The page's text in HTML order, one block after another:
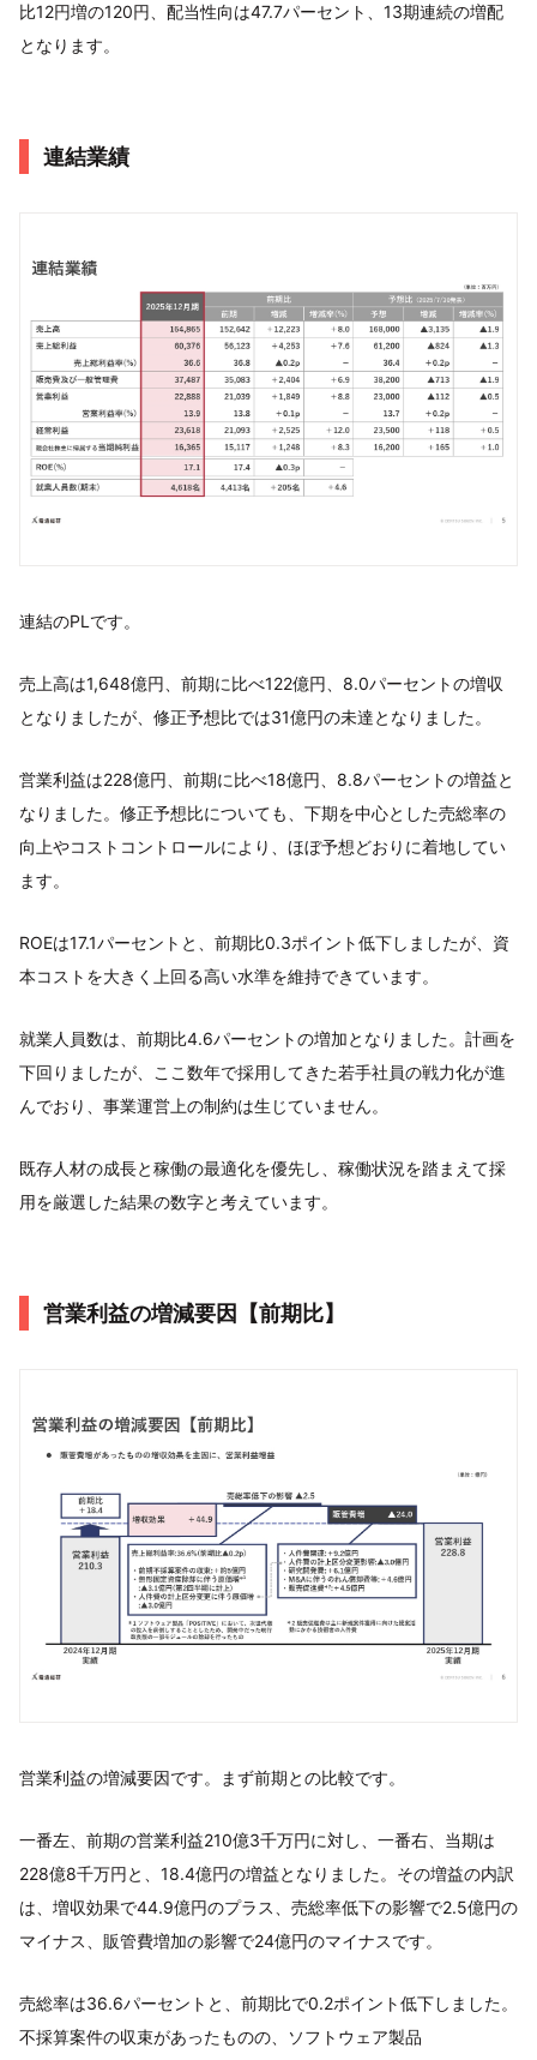
⽐12円増の120円、配当性向は47.7パーセント、13期連続の増配
となります。
連結業績
連結のPLです。
売上⾼は1,648億円、前期に⽐べ122億円、8.0パーセントの増収
となりましたが、修正予想⽐では31億円の未達となりました。
営業利益は228億円、前期に⽐べ18億円、8.8パーセントの増益と
なりました。修正予想⽐についても、下期を中⼼とした売総率の
向上やコストコントロールにより、ほぼ予想どおりに着地してい
ます。
ROEは17.1パーセントと、前期⽐0.3ポイント低下しましたが、資
本コストを⼤きく上回る⾼い⽔準を維持できています。
就業⼈員数は、前期⽐4.6パーセントの増加となりました。計画を
下回りましたが、ここ数年で採⽤してきた若⼿社員の戦⼒化が進
んでおり、事業運営上の制約は⽣じていません。
既存⼈材の成⻑と稼働の最適化を優先し、稼働状況を踏まえて採
⽤を厳選した結果の数字と考えています。
営業利益の増減要因【前期⽐】
営業利益の増減要因です。まず前期との⽐較です。
⼀番左、前期の営業利益210億3千万円に対し、⼀番右、当期は
228億8千万円と、18.4億円の増益となりました。その増益の内訳
は、増収効果で44.9億円のプラス、売総率低下の影響で2.5億円の
マイナス、販管費増加の影響で24億円のマイナスです。
売総率は36.6パーセントと、前期⽐で0.2ポイント低下しました。
不採算案件の収束があったものの、ソフトウェア製品